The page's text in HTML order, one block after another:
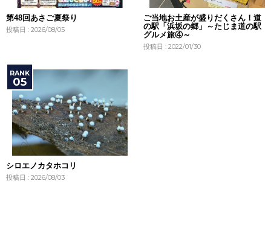
第48回あさご夏祭り
投稿日 : 2026/08/05
ご当地お土産が盛りだくさん！道
の駅「浜坂の郷」～たじま道の駅
グルメ旅④～
投稿日 : 2022/01/30
シロエノカタホコリ
投稿日 : 2026/08/03